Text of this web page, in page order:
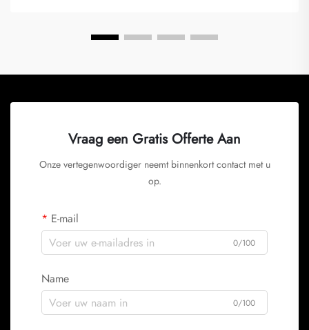
Vraag een Gratis Offerte Aan
Onze vertegenwoordiger neemt binnenkort contact met u
op.
E-mail
0/100
Name
0/100